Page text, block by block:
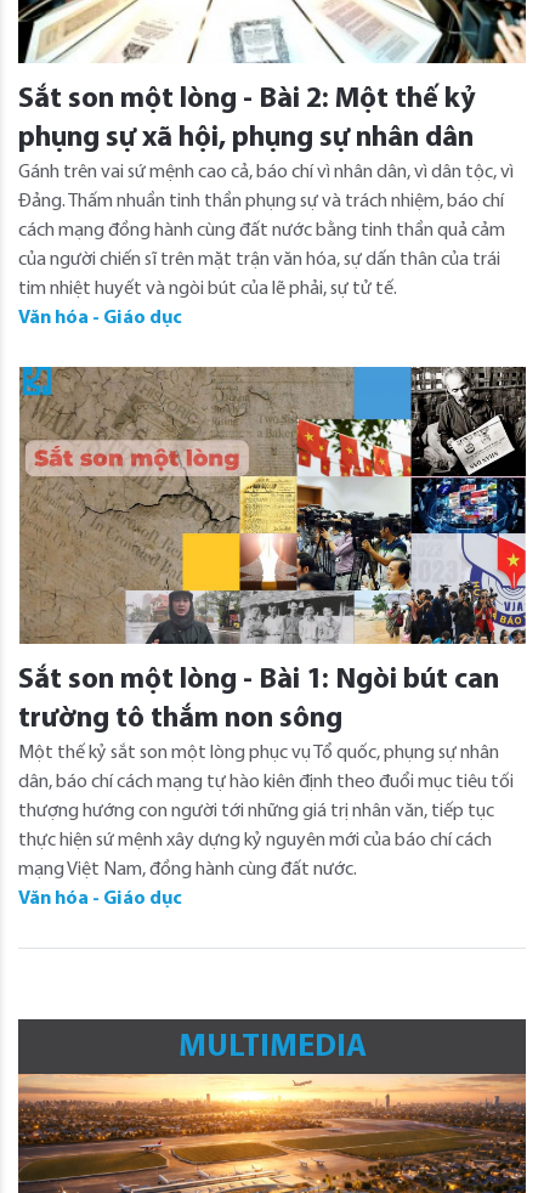
Sắt son một lòng - Bài 2: Một thế kỷ
phụng sự xã hội, phụng sự nhân dân
Gánh trên vai sứ mệnh cao cả, báo chí vì nhân dân, vì dân tộc, vì
Đảng. Thấm nhuần tinh thần phụng sự và trách nhiệm, báo chí
cách mạng đồng hành cùng đất nước bằng tinh thần quả cảm
của người chiến sĩ trên mặt trận văn hóa, sự dấn thân của trái
tim nhiệt huyết và ngòi bút của lẽ phải, sự tử tế.
Văn hóa - Giáo dục
Sắt son một lòng - Bài 1: Ngòi bút can
trường tô thắm non sông
Một thế kỷ sắt son một lòng phục vụ Tổ quốc, phụng sự nhân
dân, báo chí cách mạng tự hào kiên định theo đuổi mục tiêu tối
thượng hướng con người tới những giá trị nhân văn, tiếp tục
thực hiện sứ mệnh xây dựng kỷ nguyên mới của báo chí cách
mạng Việt Nam, đồng hành cùng đất nước.
Văn hóa - Giáo dục
MULTIMEDIA